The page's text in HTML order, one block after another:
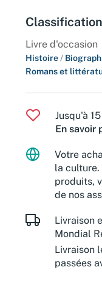
Classification
Livre d'occasion
Histoire /
Romans et
Jusqu'à
En savoir
Votre
la culture.
produits,
de nos
Livraison
Mondial
Livraison
passées